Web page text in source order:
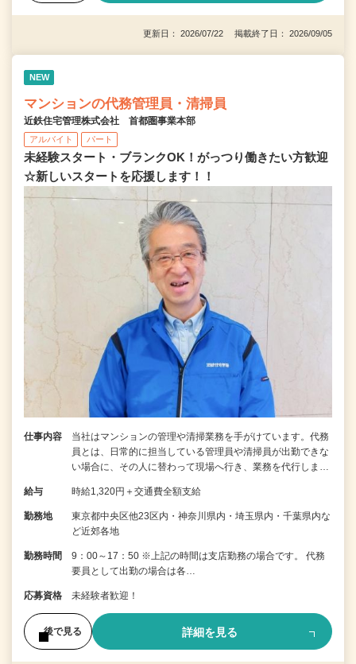
更新日： 2026/07/22 掲載終了日： 2026/09/05
NEW
マンションの代務管理員・清掃員
近鉄住宅管理株式会社 首都圏事業本部
アルバイト パート
未経験スタート・ブランクOK！がっつり働きたい方歓迎
☆新しいスタートを応援します！！
仕事内容
当社はマンションの管理や清掃業務を手がけています。代務
員とは、日常的に担当している管理員や清掃員が出勤できな
い場合に、その人に替わって現場へ行き、業務を代行しま…
給与 時給1,320円＋交通費全額支給
勤務地
東京都中央区他23区内・神奈川県内・埼玉県内・千葉県内な
ど近郊各地
勤務時間
9：00～17：50 ※上記の時間は支店勤務の場合です。 代務
要員として出勤の場合は各…
応募資格 未経験者歓迎！
後で見る 詳細を見る